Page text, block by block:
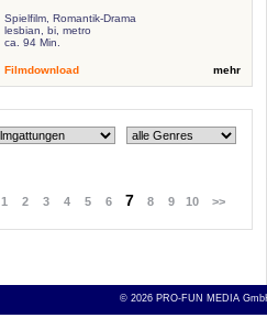
Spielfilm, Romantik-Drama
lesbian, bi, metro
ca. 94 Min.
Filmdownload mehr
1 2 3 4 5 6 7 8 9 10 >>
© 2026 PRO-FUN MEDIA